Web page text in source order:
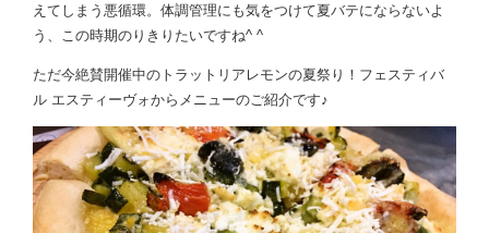
えてしまう悪循環。体調管理にも気をつけて夏バテにならないよ
う、この時期のりきりたいですね^ ^
ただ今絶賛開催中のトラットリアレモンの夏祭り！フェスティバ
ル エスティーヴォからメニューのご紹介です♪